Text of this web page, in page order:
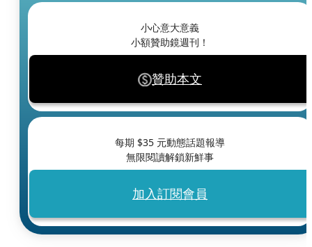
小心意大意義
小額贊助鏡週刊！
贊助本文
每期 $35 元動態話題報導
無限閱讀解鎖新鮮事
加入訂閱會員